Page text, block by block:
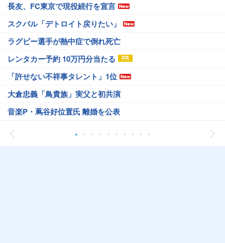
長友、FC東京で現役続行を宣言
スクバル「デトロイト戻りたい」
ラグビー選手が熱中症で倒れ死亡
レンタカー予約 10万円分当たる
「許せない不祥事タレント」1位
大倉忠義「鳥貴族」実父と初共演
音楽P・蔦谷好位置氏 離婚を公表